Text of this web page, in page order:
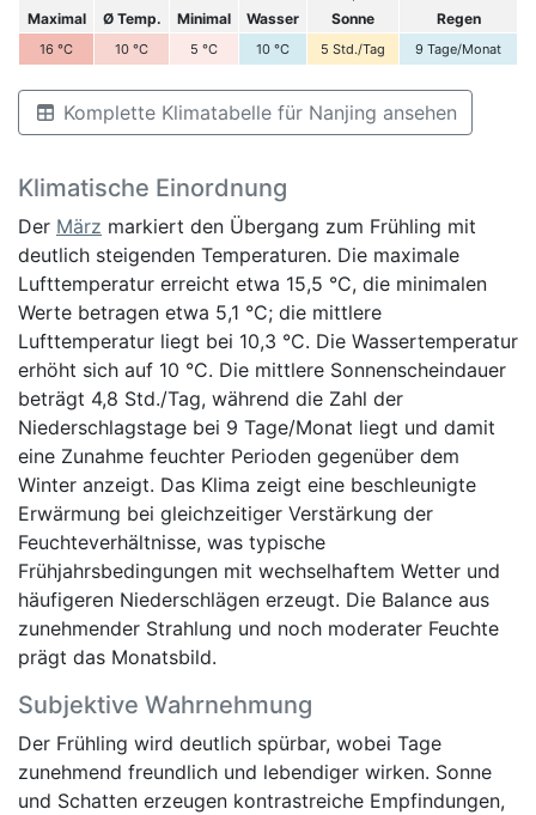
Maximal Ø Temp. Minimal Wasser Sonne Regen
16 °C 10 °C 5 °C 10 °C 5 Std./Tag 9 Tage/Monat
Komplette Klimatabelle für Nanjing ansehen
Klimatische Einordnung
Der März markiert den Übergang zum Frühling mit
deutlich steigenden Temperaturen. Die maximale
Lufttemperatur erreicht etwa 15,5 °C, die minimalen
Werte betragen etwa 5,1 °C; die mittlere
Lufttemperatur liegt bei 10,3 °C. Die Wassertemperatur
erhöht sich auf 10 °C. Die mittlere Sonnenscheindauer
beträgt 4,8 Std./Tag, während die Zahl der
Niederschlagstage bei 9 Tage/Monat liegt und damit
eine Zunahme feuchter Perioden gegenüber dem
Winter anzeigt. Das Klima zeigt eine beschleunigte
Erwärmung bei gleichzeitiger Verstärkung der
Feuchteverhältnisse, was typische
Frühjahrsbedingungen mit wechselhaftem Wetter und
häufigeren Niederschlägen erzeugt. Die Balance aus
zunehmender Strahlung und noch moderater Feuchte
prägt das Monatsbild.
Subjektive Wahrnehmung
Der Frühling wird deutlich spürbar, wobei Tage
zunehmend freundlich und lebendiger wirken. Sonne
und Schatten erzeugen kontrastreiche Empfindungen,